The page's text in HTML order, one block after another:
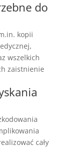
do
kopii
wszelkich
zaistnienie
cały